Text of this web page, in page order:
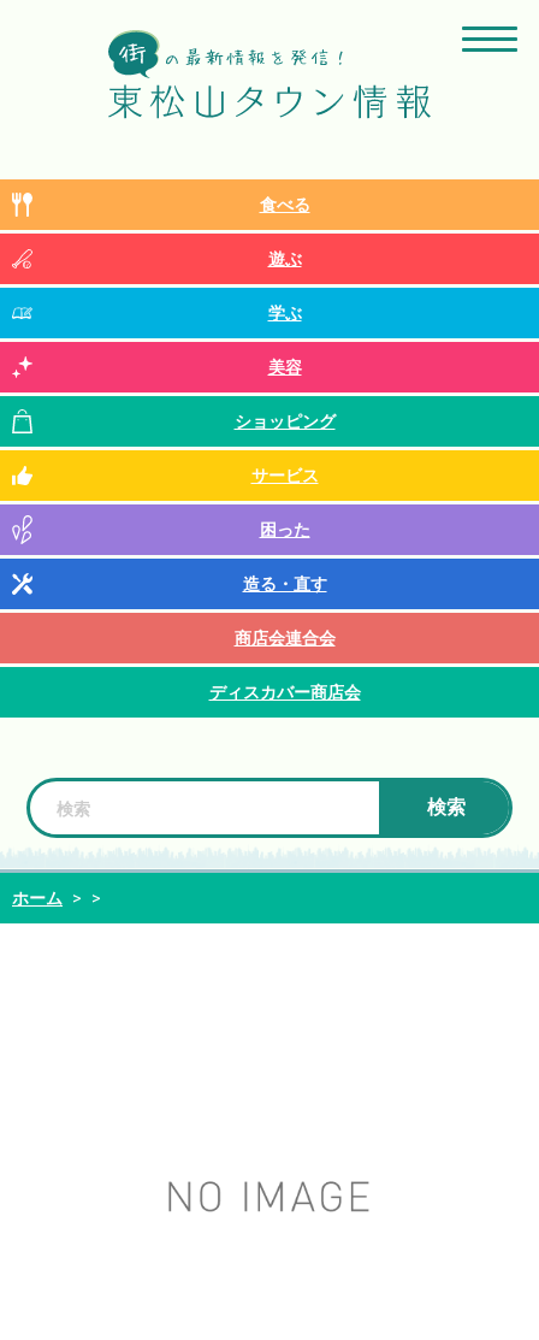
食べる
遊ぶ
学ぶ
美容
ショッピング
サービス
困った
造る・直す
商店会連合会
ディスカバー商店会
検索
ホーム > >